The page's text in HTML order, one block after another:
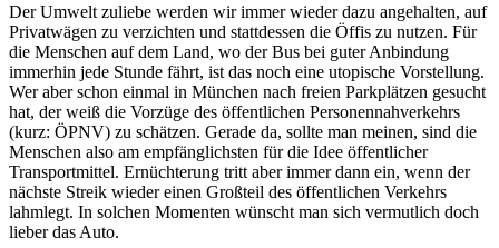
Der Umwelt zuliebe werden wir immer wieder dazu angehalten, auf
Privatwägen zu verzichten und stattdessen die Öffis zu nutzen. Für
die Menschen auf dem Land, wo der Bus bei guter Anbindung
immerhin jede Stunde fährt, ist das noch eine utopische Vorstellung.
Wer aber schon einmal in München nach freien Parkplätzen gesucht
hat, der weiß die Vorzüge des öffentlichen Personennahverkehrs
(kurz: ÖPNV) zu schätzen. Gerade da, sollte man meinen, sind die
Menschen also am empfänglichsten für die Idee öffentlicher
Transportmittel. Ernüchterung tritt aber immer dann ein, wenn der
nächste Streik wieder einen Großteil des öffentlichen Verkehrs
lahmlegt. In solchen Momenten wünscht man sich vermutlich doch
lieber das Auto.